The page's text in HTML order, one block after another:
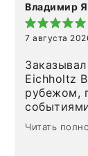
Владимир
7 августа
Eichholtz
рубежом,
Но
Читать